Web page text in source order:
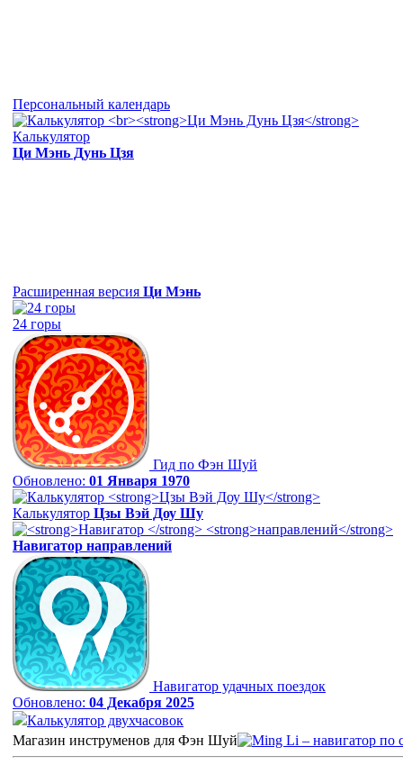
Персональный календарь
Калькулятор
Ци Мэнь Дунь Цзя
Расширенная версия Ци Мэнь
24 горы
Гид по Фэн Шуй
Обновлено: 01 Января 1970
Калькулятор Цзы Вэй Доу Шу
Навигатор направлений
Навигатор удачных поездок
Обновлено: 04 Декабря 2025
Калькулятор двухчасовок
Магазин инструменов для Фэн Шуй